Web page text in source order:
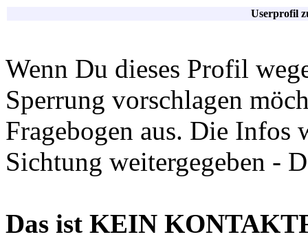
Userprofil
Wenn Du dieses Profil
Sperrung vorschlagen
Fragebogen aus. Die Infos
Sichtung weitergegeben -
Das ist KEIN